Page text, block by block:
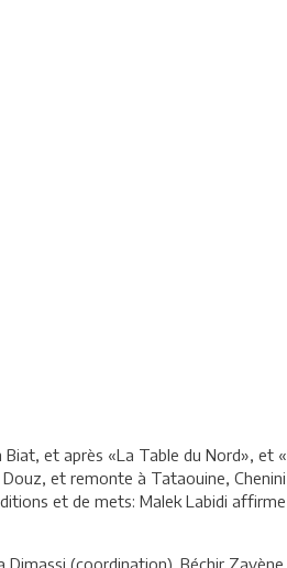
et après «La Table du Nord», et
et remonte à Tataouine,
et de mets: Malek Labidi
(coordination), Béchir